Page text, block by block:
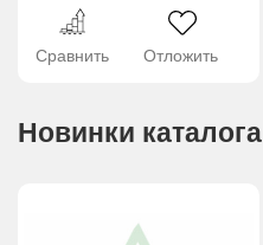
Сравнить Отложить
Новинки каталога